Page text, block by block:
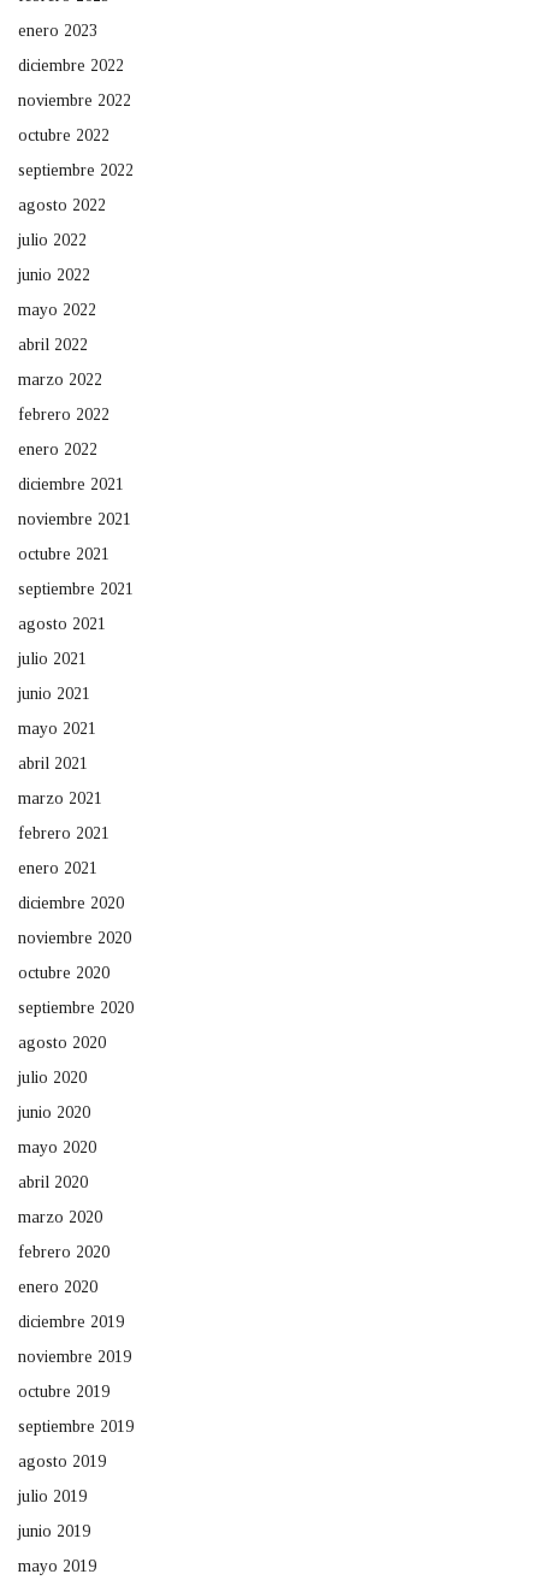
enero 2023
diciembre 2022
noviembre 2022
octubre 2022
septiembre 2022
agosto 2022
julio 2022
junio 2022
mayo 2022
abril 2022
marzo 2022
febrero 2022
enero 2022
diciembre 2021
noviembre 2021
octubre 2021
septiembre 2021
agosto 2021
julio 2021
junio 2021
mayo 2021
abril 2021
marzo 2021
febrero 2021
enero 2021
diciembre 2020
noviembre 2020
octubre 2020
septiembre 2020
agosto 2020
julio 2020
junio 2020
mayo 2020
abril 2020
marzo 2020
febrero 2020
enero 2020
diciembre 2019
noviembre 2019
octubre 2019
septiembre 2019
agosto 2019
julio 2019
junio 2019
mayo 2019